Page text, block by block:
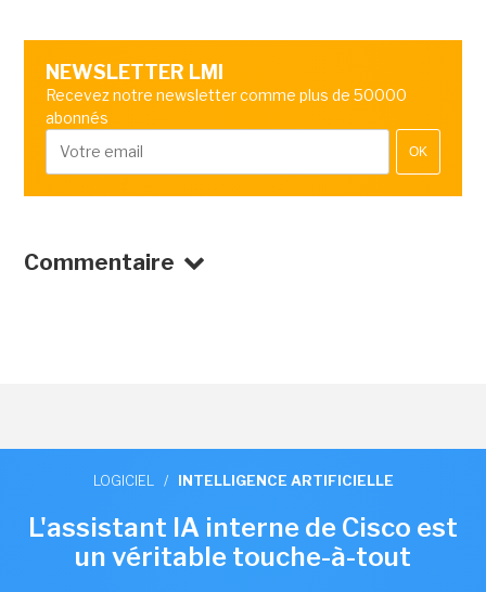
NEWSLETTER LMI
Recevez notre newsletter comme plus de 50000
abonnés
OK
Commentaire
LOGICIEL / INTELLIGENCE ARTIFICIELLE
L'assistant IA interne de Cisco est
un véritable touche-à-tout